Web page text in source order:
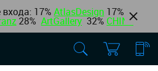
17% AtlasDesign 17%
28% ArtGallery 32% CHINT